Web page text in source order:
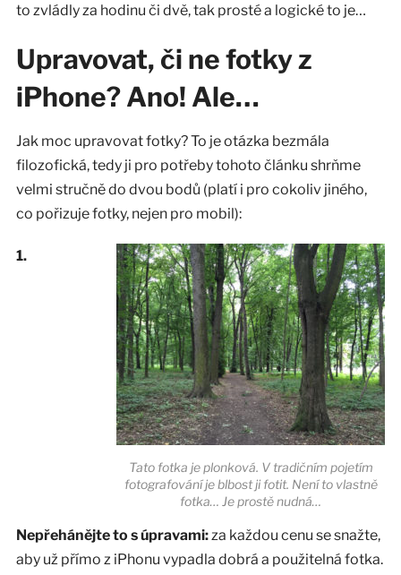
to zvládly za hodinu či dvě, tak prosté a logické to je…
Upravovat, či ne fotky z
iPhone? Ano! Ale…
Jak moc upravovat fotky? To je otázka bezmála
filozofická, tedy ji pro potřeby tohoto článku shrňme
velmi stručně do dvou bodů (platí i pro cokoliv jiného,
co pořizuje fotky, nejen pro mobil):
Tato fotka je plonková. V tradičním pojetím
fotografování je blbost ji fotit. Není to vlastně
fotka… Je prostě nudná…
1.
Nepřehánějte to s úpravami:za každou cenu se snažte,
aby už přímo z iPhonu vypadla dobrá a použitelná fotka.